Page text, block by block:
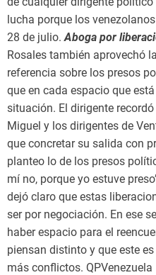
lucha porque los
28 de julio. Aboga por
Rosales también aprovechó
referencia sobre los presos
que en cada espacio que
situación. El dirigente
Miguel y los dirigentes de
que concretar su salida con
planteo lo de los presos
mí no, porque yo estuve
dejó claro que estas
ser por negociación. En ese
haber espacio para el
piensan distinto y que este
más conflictos. QPVenezuela